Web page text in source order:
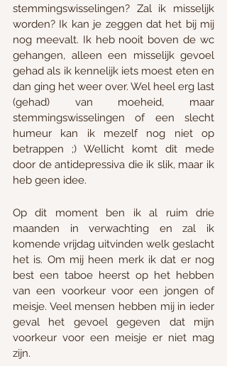
stemmingswisselingen? Zal ik misselijk
worden? Ik kan je zeggen dat het bij mij
nog meevalt. Ik heb nooit boven de wc
gehangen, alleen een misselijk gevoel
gehad als ik kennelijk iets moest eten en
dan ging het weer over. Wel heel erg last
(gehad) van moeheid, maar
stemmingswisselingen of een slecht
humeur kan ik mezelf nog niet op
betrappen ;) Wellicht komt dit mede
door de antidepressiva die ik slik, maar ik
heb geen idee.
Op dit moment ben ik al ruim drie
maanden in verwachting en zal ik
komende vrijdag uitvinden welk geslacht
het is. Om mij heen merk ik dat er nog
best een taboe heerst op het hebben
van een voorkeur voor een jongen of
meisje. Veel mensen hebben mij in ieder
geval het gevoel gegeven dat mijn
voorkeur voor een meisje er niet mag
zijn.